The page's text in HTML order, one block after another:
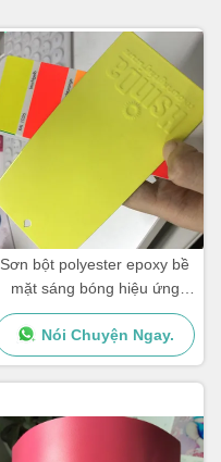
Sơn bột polyester epoxy bề
mặt sáng bóng hiệu ứng
neon huỳnh quang
Nói Chuyện Ngay.